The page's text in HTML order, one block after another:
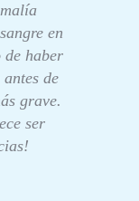
en
haber
de
grave.
ser